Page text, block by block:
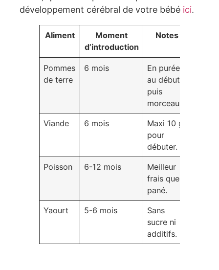
développement cérébral de votre bébé ici.
Aliment
Moment
d’introduction
Notes
Pommes
de terre
6 mois
En purée
au début,
puis
morceaux.
Viande 6 mois
Maxi 10 g
pour
débuter.
Poisson 6-12 mois
Meilleur
frais que
pané.
Yaourt 5-6 mois
Sans
sucre ni
additifs.